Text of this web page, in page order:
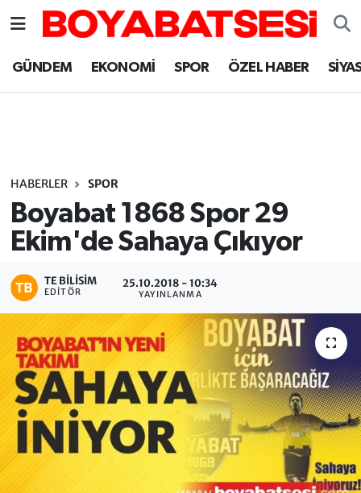
GÜNDEM EKONOMİ SPOR ÖZEL HABER
HABERLER SPOR
Boyabat 1868 Spor 29
Ekim'de Sahaya Çıkıyor
TE BILISIM
EDITÖR
25.10.2018 - 10:34
YAYINLANMA
Sinop Nöbetçi Eczaneler
Sinop Trafik Yoğunluk Haritası
Süper Lig Puan Durumu ve Fikstür
Haber Arşivi